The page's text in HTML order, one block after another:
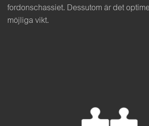
fordonschassiet. Dessutom är det
möjliga vikt.